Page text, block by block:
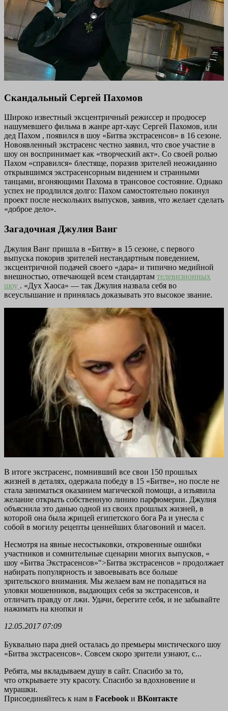
Скандальный Сергей Пахомов
Широко известный эксцентричный режиссер и продюсер
нашумевшего фильма в жанре арт-хаус Сергей Пахомов, или
дед Пахом , появился в шоу «Битва экстрасенсов» в 16 сезоне.
Новоявленный экстрасенс честно заявил, что свое участие в
шоу он воспринимает как «творческий акт». Со своей ролью
Пахом «справился» блестяще, поразив зрителей неожиданно
открывшимся экстрасенсорным видением и странными
танцами, вгоняющими Пахома в трансовое состояние. Однако
успех не продлился долго: Пахом самостоятельно покинул
проект после нескольких выпусков, заявив, что желает сделать
«доброе дело».
Загадочная Джулия Ванг
Джулия Ванг пришла в «Битву» в 15 сезоне, с первого
выпуска покорив зрителей нестандартным поведением,
эксцентричной подачей своего «дара» и типично медийной
внешностью, отвечающей всем стандартам телевизионных
шоу . «Дух Хаоса» — так Джулия назвала себя во
всеуслышание и принялась доказывать это высокое звание.
В итоге экстрасенс, помнивший все свои 150 прошлых
жизней в деталях, одержала победу в 15 «Битве», но после не
стала заниматься оказанием магической помощи, а изъявила
желание открыть собственную линию парфюмерии. Джулия
объяснила это данью одной из своих прошлых жизней, в
которой она была жрицей египетского бога Ра и унесла с
собой в могилу рецепты ценнейших благовоний и масел.
Несмотря на явные несостыковки, откровенные ошибки
участников и сомнительные сценарии многих выпусков, «
шоу «Битва Экстрасенсов»">Битва экстрасенсов » продолжает
набирать популярность и завоевывать все больше
зрительского внимания. Мы желаем вам не попадаться на
уловки мошенников, выдающих себя за экстрасенсов, и
отличать правду от лжи. Удачи, берегите себя, и не забывайте
нажимать на кнопки и
12.05.2017 07:09
Буквально пара дней осталась до премьеры мистического шоу
«Битва экстрасенсов». Совсем скоро зрители узнают, с...
Ребята, мы вкладываем душу в сайт. Cпасибо за то,
что открываете эту красоту. Спасибо за вдохновение и
мурашки.
Присоединяйтесь к нам в Facebook и ВКонтакте